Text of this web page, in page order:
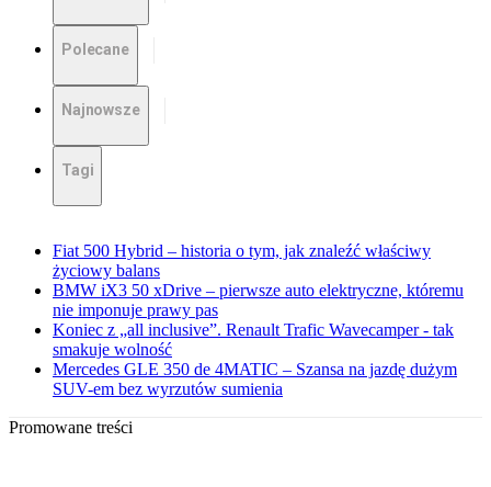
Polecane
Najnowsze
Tagi
Fiat 500 Hybrid – historia o tym, jak znaleźć właściwy
życiowy balans
BMW iX3 50 xDrive – pierwsze auto elektryczne, któremu
nie imponuje prawy pas
Koniec z „all inclusive”. Renault Trafic Wavecamper - tak
smakuje wolność
Mercedes GLE 350 de 4MATIC – Szansa na jazdę dużym
SUV-em bez wyrzutów sumienia
Promowane treści